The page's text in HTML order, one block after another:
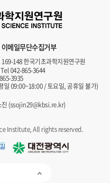
이메일무단수집거부
148 한국기초과학지원연구원
042-865-3644
3935
일 09:00~18:00 / 토요일, 공휴일 불가)
(ssojin29@kbsi.re.kr)
Institute, All rights reserved.